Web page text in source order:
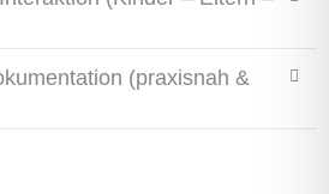
(praxisnah &